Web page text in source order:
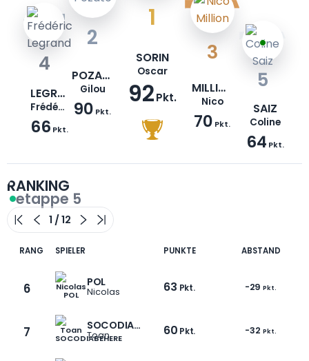
1
SORIN
Oscar
92Pkt.
2
POZATO
Gilou
90 Pkt.
3
MILLION
Nico
70 Pkt.
4
LEGRAND
Frédéric
66 Pkt.
5
SAIZ
Coline
64 Pkt.
RANKING
etappe 5
RANG SPIELER PUNKTE ABSTAND
6 POL
Nicolas 63 Pkt. -29 Pkt.
7 SOCODIABEHERE
Toan 60 Pkt. -32 Pkt.